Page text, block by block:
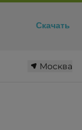
Москва
Скачать